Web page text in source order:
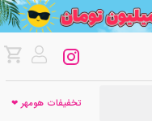
تخفیفات هومهر ❤